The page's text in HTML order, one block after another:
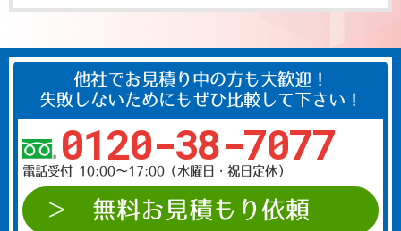
他社でお見積り中の方も大歓迎！
失敗しないためにもぜひ比較して下さい！
0120-38-7077
電話受付 10:00〜17:00（水曜日・祝日定休）
無料お見積もり依頼